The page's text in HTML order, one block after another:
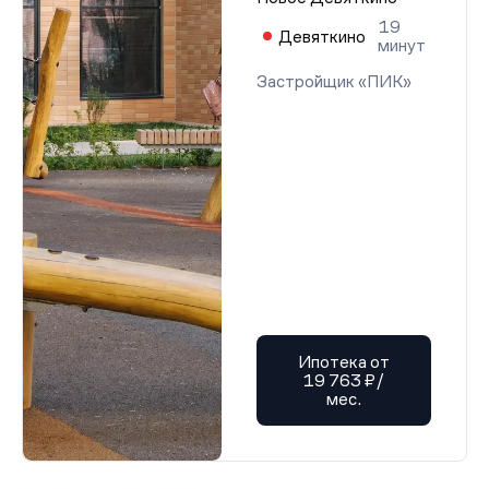
Проектная декларация от 27.09.2024 г.
Проектная декларация от 27.09.2024 г.
Проектная декларация от 27.09.2024 г.
Проектная декларация от 27.09.2024 г.
Проектная декларация от 27.09.2024 г.
Проектная декларация от 27.09.2024 г.
Проектная декларация от 27.09.2024 г.
Проектная декларация от 27.09.2024 г.
Проектная декларация от 27.09.2024 г.
Проектная декларация от 27.09.2024 г.
Проектная декларация от 27.09.2024 г.
Проектная декларация от 27.09.2024 г.
Проектная декларация от 27.09.2024 г.
Проектная декларация от 27.09.2024 г.
Проектная декларация от 27.09.2024 г.
Проектная декларация от 27.09.2024 г.
Проектная декларация от 27.09.2024 г.
Проектная декларация от 27.09.2024 г.
Проектная декларация от 27.09.2024 г.
Проектная декларация от 27.09.2024 г.
Проектная декларация от 27.09.2024 г.
Проектная декларация от 27.09.2024 г.
Проектная декларация от 27.09.2024 г.
Проектная декларация от 27.09.2024 г.
Проектная декларация от 27.09.2024 г.
Девяткино
19
минут
Застройщик «ПИК»
Ипотека от
19 763 ₽/
мес.